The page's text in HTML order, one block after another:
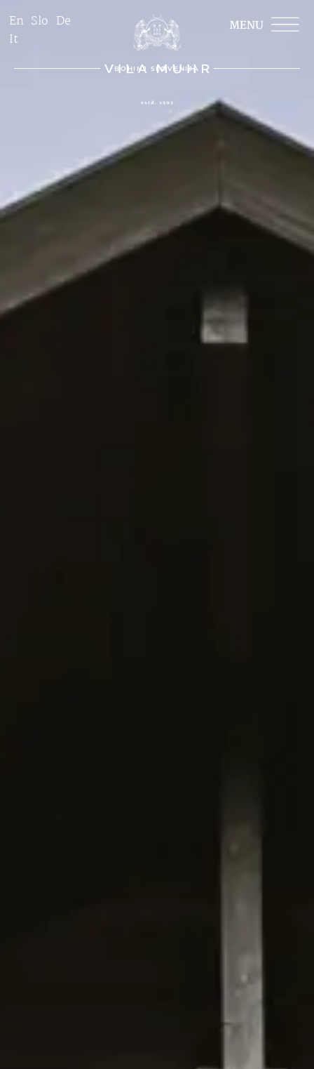
En Slo De
It
BOHINJ SLOVENIJA